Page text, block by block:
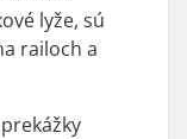
lyže, sú
railoch a